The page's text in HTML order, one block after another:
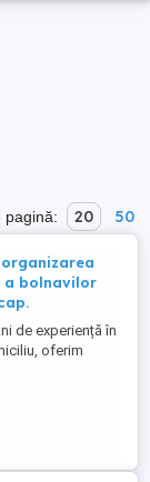
pagină: 20 50
bolnavilor
de experiență în
oferim
organizarea
și
cu
ce privește
...